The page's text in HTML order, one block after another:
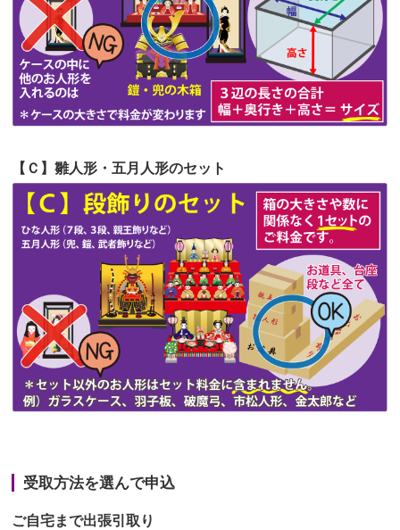
第53回人形供養祭令和4年7月1日(金)
第52回人形供養祭令和4年5月17日(火)
第51回人形供養祭令和4年4月18日(月)
第50回人形供養祭令和4年3月15日(火)
第49回人形供養祭令和4年1月17日(月)
第48回人形供養祭令和3年12月3日(金)
第47回人形供養祭 令和3年10月11日(月)
第46回人形供養祭 令和3年9月13日(月)
第45回人形供養祭令和3年7月12日(月)
第44回人形供養祭令和3年6月3日(木)
第43回人形供養祭令和3年4月23日(金)
【Ｃ】雛人形・五月人形のセット
受取方法を選んで申込
ご自宅まで出張引取り